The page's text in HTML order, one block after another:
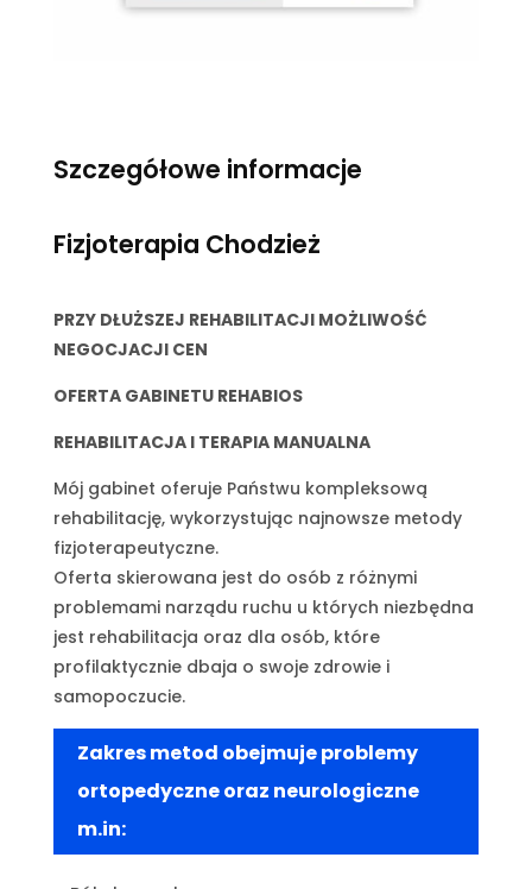
Szczegółowe informacje
Fizjoterapia Chodzież
PRZY DŁUŻSZEJ REHABILITACJI MOŻLIWOŚĆ
NEGOCJACJI CEN
OFERTA GABINETU REHABIOS
REHABILITACJA I TERAPIA MANUALNA
Mój gabinet oferuje Państwu kompleksową
rehabilitację, wykorzystując najnowsze metody
fizjoterapeutyczne.
Oferta skierowana jest do osób z różnymi
problemami narządu ruchu u których niezbędna
jest rehabilitacja oraz dla osób, które
profilaktycznie dbaja o swoje zdrowie i
samopoczucie.
Zakres metod obejmuje problemy
ortopedyczne oraz neurologiczne
m.in: